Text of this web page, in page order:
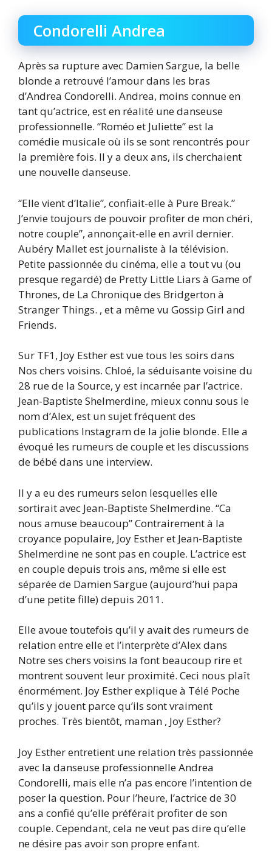
Condorelli Andrea
Après sa rupture avec Damien Sargue, la belle
blonde a retrouvé l’amour dans les bras
d’Andrea Condorelli. Andrea, moins connue en
tant qu’actrice, est en réalité une danseuse
professionnelle. “Roméo et Juliette” est la
comédie musicale où ils se sont rencontrés pour
la première fois. Il y a deux ans, ils cherchaient
une nouvelle danseuse.
“Elle vient d’Italie”, confiait-elle à Pure Break.”
J’envie toujours de pouvoir profiter de mon chéri,
notre couple”, annonçait-elle en avril dernier.
Aubéry Mallet est journaliste à la télévision.
Petite passionnée du cinéma, elle a tout vu (ou
presque regardé) de Pretty Little Liars à Game of
Thrones, de La Chronique des Bridgerton à
Stranger Things. , et a même vu Gossip Girl and
Friends.
Sur TF1, Joy Esther est vue tous les soirs dans
Nos chers voisins. Chloé, la séduisante voisine du
28 rue de la Source, y est incarnée par l’actrice.
Jean-Baptiste Shelmerdine, mieux connu sous le
nom d’Alex, est un sujet fréquent des
publications Instagram de la jolie blonde. Elle a
évoqué les rumeurs de couple et les discussions
de bébé dans une interview.
Il y a eu des rumeurs selon lesquelles elle
sortirait avec Jean-Baptiste Shelmerdine. “Ca
nous amuse beaucoup” Contrairement à la
croyance populaire, Joy Esther et Jean-Baptiste
Shelmerdine ne sont pas en couple. L’actrice est
en couple depuis trois ans, même si elle est
séparée de Damien Sargue (aujourd’hui papa
d’une petite fille) depuis 2011.
Elle avoue toutefois qu’il y avait des rumeurs de
relation entre elle et l’interprète d’Alex dans
Notre ses chers voisins la font beaucoup rire et
montrent souvent leur proximité. Ceci nous plaît
énormément. Joy Esther explique à Télé Poche
qu’ils y jouent parce qu’ils sont vraiment
proches. Très bientôt, maman , Joy Esther?
Joy Esther entretient une relation très passionnée
avec la danseuse professionnelle Andrea
Condorelli, mais elle n’a pas encore l’intention de
poser la question. Pour l’heure, l’actrice de 30
ans a confié qu’elle préférait profiter de son
couple. Cependant, cela ne veut pas dire qu’elle
ne désire pas avoir son propre enfant.